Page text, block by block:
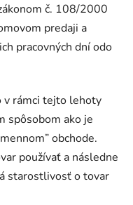
č. 108/2000
predaji a
pracovných dní odo
v rámci tejto lehoty
spôsobom ako je
obchode.
používať a následne
starostlivosť o tovar